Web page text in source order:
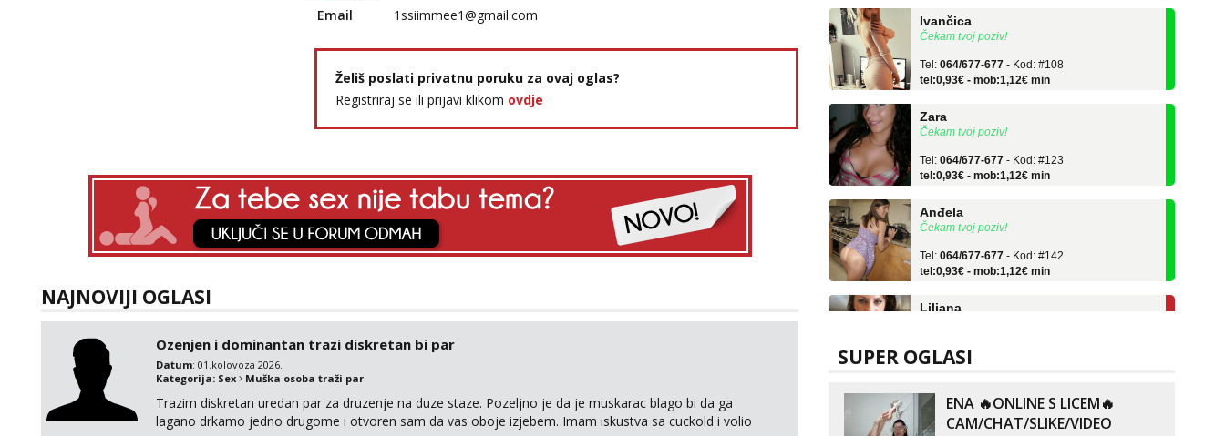
Email 1ssiimmee1@gmail.com
Želiš poslati privatnu poruku za ovaj oglas?
Registriraj se ili prijavi klikom ovdje
NAJNOVIJI OGLASI
Ozenjen i dominantan trazi diskretan bi par
Datum: 01.kolovoza 2026.
Kategorija: Sex Muška osoba traži par
Trazim diskretan uredan par za druzenje na duze staze. Pozeljno je da je muskarac blago bi da ga
lagano drkamo jedno drugome i otvoren sam da vas oboje izjebem. Imam iskustva sa cuckold i volio
Čekam tvoj poziv!
tel:0,93€ - mob:1,12€ min
Čekam tvoj poziv!
tel:0,93€ - mob:1,12€ min
Čekam tvoj poziv!
tel:0,93€ - mob:1,12€ min
Razgovaram :)
tel:0,93€ - mob:1,12€ min
Obavijesti me kada se oslobodi
Monika
Razgovaram :)
SUPER OGLASI
ENA 🔥ONLINE S LICEM🔥
CAM/CHAT/SLIKE/VIDEO